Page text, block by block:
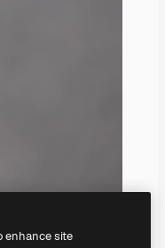
enhance site